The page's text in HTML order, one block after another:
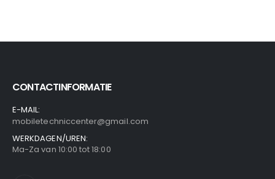
CONTACTINFORMATIE
E-MAIL:
mobiletechniccenter@gmail.com
WERKDAGEN/UREN:
Ma-Za van 10:00 tot 18:00